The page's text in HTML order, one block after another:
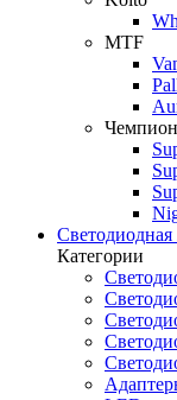
MTF
Чемпион
Светодиодная
Категории